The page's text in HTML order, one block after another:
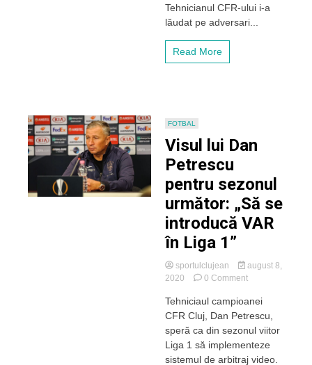
de
la
„În
Europa
dezastruoase”
Tehnicianul CFR-ului i-a
lăudat pe adversari...
Read More
FOTBAL
Visul lui Dan
Petrescu
pentru sezonul
următor: „Să se
introducă VAR
în Liga 1”
sportulclujean
august 8,
2020
0 Commenton
lui
Dan
Petrescu
Tehniciaul campioanei
CFR Cluj, Dan Petrescu,
speră ca din sezonul viitor
Liga 1 să implementeze
sistemul de arbitraj video.